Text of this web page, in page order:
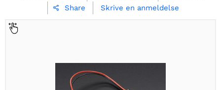
 Share Skrive en anmeldelse